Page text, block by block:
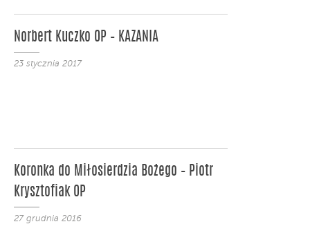
Norbert Kuczko OP – KAZANIA
23 stycznia 2017
Koronka do Miłosierdzia Bożego – Piotr
Krysztofiak OP
27 grudnia 2016